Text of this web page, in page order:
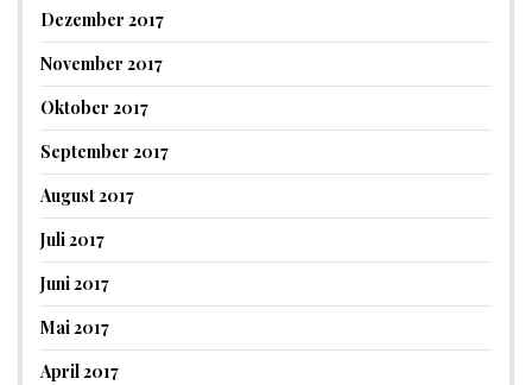
Dezember 2017
November 2017
Oktober 2017
September 2017
August 2017
Juli 2017
Juni 2017
Mai 2017
April 2017